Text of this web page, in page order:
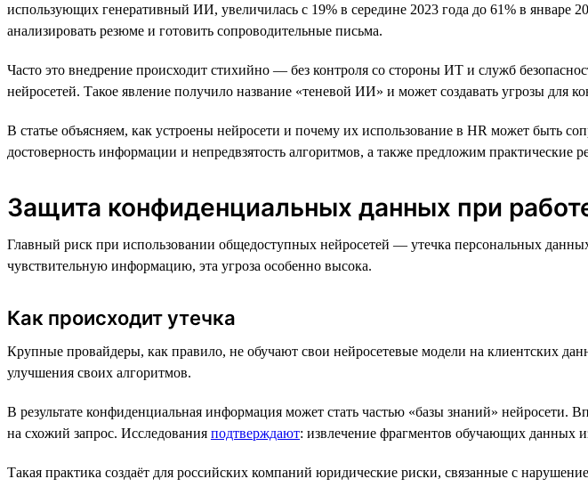
использующих генеративный ИИ, увеличилась с 19% в середине 2023 года до 61% в январе
анализировать резюме и готовить сопроводительные письма.
Часто это внедрение происходит стихийно — без контроля со стороны ИТ и служб
нейросетей. Такое явление получило название «теневой ИИ» и может создавать угрозы
В статье объясняем, как устроены нейросети и почему их использование в HR может быть
достоверность информации и непредвзятость алгоритмов, а также предложим практические
Защита конфиденциальных данных при
Главный риск при использовании общедоступных нейросетей — утечка персональных
чувствительную информацию, эта угроза особенно высока.
Как происходит утечка
Крупные провайдеры, как правило, не обучают свои нейросетевые модели на клиентских
улучшения своих алгоритмов.
В результате конфиденциальная информация может стать частью «базы знаний» нейросети.
на схожий запрос. Исследования подтверждают: извлечение фрагментов обучающих данных
Такая практика создаёт для российских компаний юридические риски, связанные с